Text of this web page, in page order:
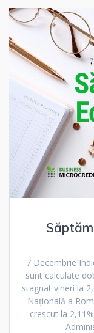
7 Decembrie
sunt calculate
stagnat vineri la
Națională a
crescut la